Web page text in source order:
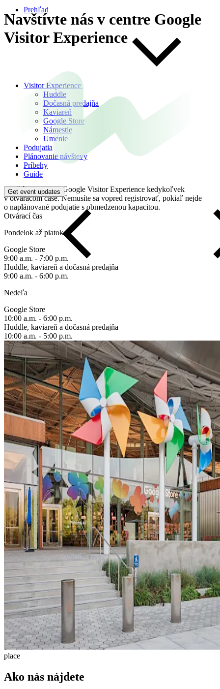
Prehľad
Visitor Experience
Huddle
Dočasná predajňa
Kaviareň
Google Store
Námestie
Umenie
Podujatia
Plánovanie návštevy
Príbehy
Guide
Get event updates
Navštívte nás v centre Google
Visitor Experience
Navštívte centrum Google Visitor Experience kedykoľvek
v otváracom čase. Nemusíte sa vopred registrovať, pokiaľ nejde
o naplánované podujatie s obmedzenou kapacitou.
Otvárací čas
Pondelok až piatok
Google Store
9:00 a.m. - 7:00 p.m.
Huddle, kaviareň a dočasná predajňa
9:00 a.m. - 6:00 p.m.
Nedeľa
Google Store
10:00 a.m. - 6:00 p.m.
Huddle, kaviareň a dočasná predajňa
10:00 a.m. - 5:00 p.m.
place
Ako nás nájdete